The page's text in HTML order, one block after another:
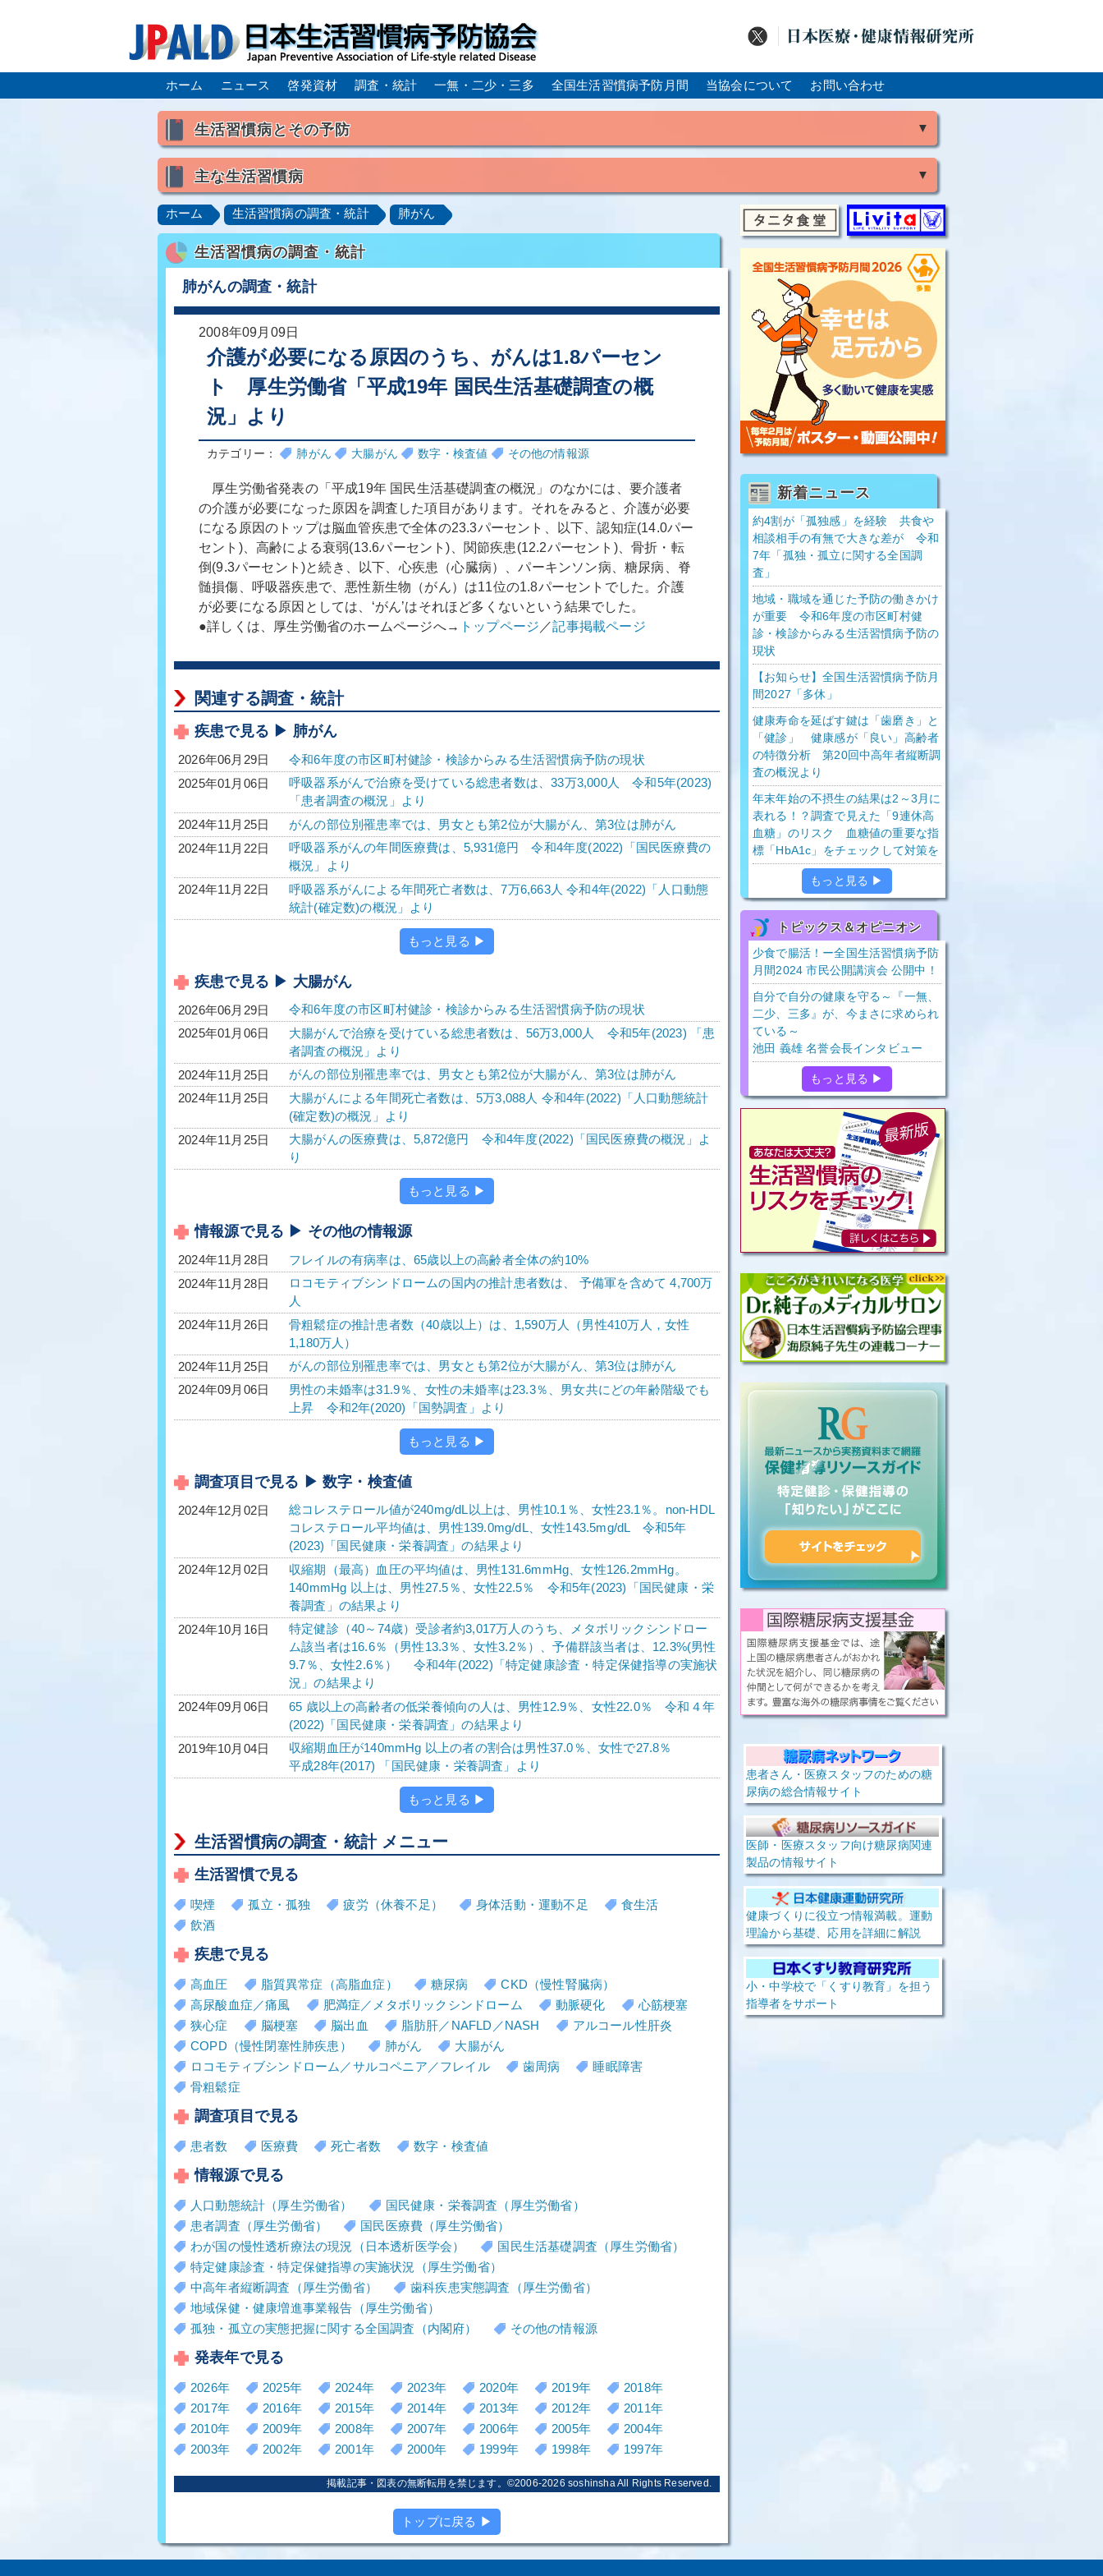
ホーム ニュース 啓発資材 調査・統計 一無・二少・三多 全国生活習慣病予防月間 当協会について お問い合わせ
▼
生活習慣病とその予防
喫煙
食生活
▼
主な生活習慣病
高血圧 脂質異常症（高脂血症） 糖尿病
高尿酸血症／痛風
肥満症／メタボリックシンドローム
動脈硬化 心筋梗塞 狭心症 脳梗塞
脳出血
脂肪肝／NAFLD／NASH
アルコール肝疾患 大腸がん
骨粗鬆症
ロコモティブシンドローム／サルコペニア／フレイル
歯周病
ホーム 生活習慣病の調査・統計 肺がん
生活習慣病の調査・統計
肺がんの調査・統計
2008年09月09日
介護が必要になる原因のうち、がんは1.8パーセン
ト 厚生労働省「平成19年 国民生活基礎調査の概
況」より
カテゴリー： 肺がん 大腸がん 数字・検査値 その他の情報源
厚生労働省発表の「平成19年 国民生活基礎調査の概況」のなかには、要介護者
の介護が必要になった原因を調査した項目があります。それをみると、介護が必要
になる原因のトップは脳血管疾患で全体の23.3パーセント、以下、認知症(14.0パー
セント)、高齢による衰弱(13.6パーセント)、関節疾患(12.2パーセント)、骨折・転
倒(9.3パーセント)と続き、以下、心疾患（心臓病）、パーキンソン病、糖尿病、脊
髄損傷、呼吸器疾患で、悪性新生物（がん）は11位の1.8パーセントでした。介護
が必要になる原因としては、‘がん’はそれほど多くないという結果でした。
●詳しくは、厚生労働省のホームページへ→ トップページ ／記事掲載ページ
関連する調査・統計
疾患で見る ▶ 肺がん
2026年06月29日
令和6年度の市区町村健診・検診からみる生活習慣病予防の現状
2025年01月06日
呼吸器系がんで治療を受けている総患者数は、33万3,000人 令和5年(2023)
「患者調査の概況」より
2024年11月25日
がんの部位別罹患率では、男女とも第2位が大腸がん、第3位は肺がん
2024年11月22日
呼吸器系がんの年間医療費は、5,931億円 令和4年度(2022)「国民医療費の
概況」より
2024年11月22日
呼吸器系がんによる年間死亡者数は、7万6,663人 令和4年(2022)「人口動態
統計(確定数)の概況」より
もっと見る ▶
疾患で見る ▶ 大腸がん
2026年06月29日
令和6年度の市区町村健診・検診からみる生活習慣病予防の現状
2025年01月06日
大腸がんで治療を受けている総患者数は、56万3,000人 令和5年(2023) 「患
者調査の概況」より
2024年11月25日
がんの部位別罹患率では、男女とも第2位が大腸がん、第3位は肺がん
2024年11月25日
大腸がんによる年間死亡者数は、5万3,088人 令和4年(2022)「人口動態統計
(確定数)の概況」より
2024年11月25日
大腸がんの医療費は、5,872億円 令和4年度(2022)「国民医療費の概況」よ
り
もっと見る ▶
情報源で見る ▶ その他の情報源
2024年11月28日
フレイルの有病率は、65歳以上の高齢者全体の約10%
2024年11月28日
ロコモティブシンドロームの国内の推計患者数は、 予備軍を含めて 4,700万
人
2024年11月26日
骨粗鬆症の推計患者数（40歳以上）は、1,590万人（男性410万人，女性
1,180万人）
2024年11月25日
がんの部位別罹患率では、男女とも第2位が大腸がん、第3位は肺がん
2024年09月06日
男性の未婚率は31.9％、女性の未婚率は23.3％、男女共にどの年齢階級でも
上昇 令和2年(2020)「国勢調査」より
もっと見る ▶
調査項目で見る ▶ 数字・検査値
2024年12月02日
総コレステロール値が240mg/dL以上は、男性10.1％、女性23.1％。non-HDL
コレステロール平均値は、男性139.0mg/dL、女性143.5mg/dL 令和5年
(2023)「国民健康・栄養調査」の結果より
2024年12月02日
収縮期（最高）血圧の平均値は、男性131.6mmHg、女性126.2mmHg。
140mmHg 以上は、男性27.5％、女性22.5％ 令和5年(2023)「国民健康・栄
養調査」の結果より
2024年10月16日
特定健診（40～74歳）受診者約3,017万人のうち、メタボリックシンドロー
ム該当者は16.6％（男性13.3％、女性3.2％）、予備群該当者は、12.3%(男性
9.7％、女性2.6％） 令和4年(2022)「特定健康診査・特定保健指導の実施状
況」の結果より
2024年09月06日
65 歳以上の高齢者の低栄養傾向の人は、男性12.9％、女性22.0％ 令和４年
(2022)「国民健康・栄養調査」の結果より
2019年10月04日
収縮期血圧が140mmHg 以上の者の割合は男性37.0％、女性で27.8％
平成28年(2017) 「国民健康・栄養調査」より
もっと見る ▶
生活習慣病の調査・統計 メニュー
生活習慣で見る
喫煙 孤立・孤独 疲労（休養不足） 身体活動・運動不足
食生活
飲酒
疾患で見る
高血圧 脂質異常症（高脂血症） 糖尿病
CKD（慢性腎臓病）
高尿酸血症／痛風
肥満症／メタボリックシンドローム 動脈硬化
心筋梗塞
狭心症
脳梗塞 脳出血 脂肪肝／NAFLD／NASH
アルコール性肝炎
COPD（慢性閉塞性肺疾患）
肺がん
大腸がん
ロコモティブシンドローム／サルコペニア／フレイル
歯周病
睡眠障害
骨粗鬆症
調査項目で見る
患者数 医療費 死亡者数 数字・検査値
情報源で見る
人口動態統計（厚生労働省）
国民健康・栄養調査（厚生労働省）
患者調査（厚生労働省）
国民医療費（厚生労働省）
わが国の慢性透析療法の現況（日本透析医学会）
国民生活基礎調査（厚生労働省）
特定健康診査・特定保健指導の実施状況（厚生労働省）
中高年者縦断調査（厚生労働省）
歯科疾患実態調査（厚生労働省）
地域保健・健康増進事業報告（厚生労働省）
孤独・孤立の実態把握に関する全国調査（内閣府）
その他の情報源
発表年で見る
2026年 2025年 2024年 2023年 2020年 2019年
2018年
2017年
2016年 2015年 2014年 2013年 2012年
2011年
2010年
2009年 2008年 2007年 2006年 2005年
2004年
2003年
2002年 2001年 2000年 1999年 1998年 1997年
掲載記事・図表の無断転用を禁じます。©2006-2026 soshinshaAll Rights Reserved.
トップに戻る ▶
新着ニュース
約4割が「孤独感」を経験 共食や
相談相手の有無で大きな差が 令和
7年「孤独・孤立に関する全国調
査」
地域・職域を通じた予防の働きかけ
が重要 令和6年度の市区町村健
診・検診からみる生活習慣病予防の
現状
【お知らせ】全国生活習慣病予防月
間2027「多休」
健康寿命を延ばす鍵は「歯磨き」と
「健診」 健康感が「良い」高齢者
の特徴分析 第20回中高年者縦断調
査の概況より
年末年始の不摂生の結果は2～3月に
表れる！？調査で見えた「9連休高
血糖」のリスク 血糖値の重要な指
標「HbA1c」をチェックして対策を
もっと見る ▶
トピックス＆オピニオン
少食で腸活！ー全国生活習慣病予防
月間2024 市民公開講演会 公開中！
自分で自分の健康を守る～『一無、
二少、三多』が、今まさに求められ
ている～
池田 義雄 名誉会長インタビュー
もっと見る ▶
患者さん・医療スタッフのための糖
尿病の総合情報サイト
医師・医療スタッフ向け糖尿病関連
製品の情報サイト
健康づくりに役立つ情報満載。運動
理論から基礎、応用を詳細に解説
小・中学校で「くすり教育」を担う
指導者をサポート